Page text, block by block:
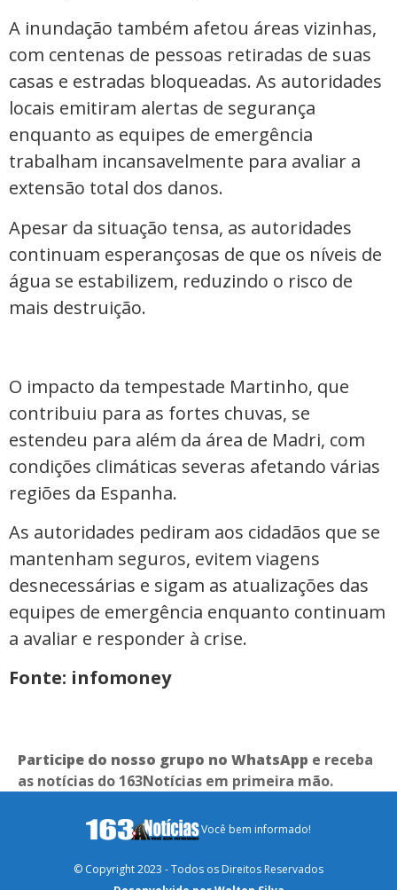
A inundação também afetou áreas vizinhas,
com centenas de pessoas retiradas de suas
casas e estradas bloqueadas. As autoridades
locais emitiram alertas de segurança
enquanto as equipes de emergência
trabalham incansavelmente para avaliar a
extensão total dos danos.
Apesar da situação tensa, as autoridades
continuam esperançosas de que os níveis de
água se estabilizem, reduzindo o risco de
mais destruição.
O impacto da tempestade Martinho, que
contribuiu para as fortes chuvas, se
estendeu para além da área de Madri, com
condições climáticas severas afetando várias
regiões da Espanha.
As autoridades pediram aos cidadãos que se
mantenham seguros, evitem viagens
desnecessárias e sigam as atualizações das
equipes de emergência enquanto continuam
a avaliar e responder à crise.
Fonte: infomoney
Participe do nosso grupo no WhatsApp e receba
as notícias do 163Notícias em primeira mão.
Você bem informado!
© Copyright 2023 - Todos os Direitos Reservados